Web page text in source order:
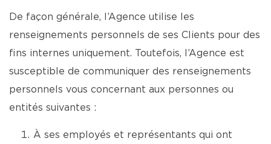
De façon générale, l’Agence utilise les
renseignements personnels de ses Clients pour des
fins internes uniquement. Toutefois, l’Agence est
susceptible de communiquer des renseignements
personnels vous concernant aux personnes ou
entités suivantes :
À ses employés et représentants qui ont